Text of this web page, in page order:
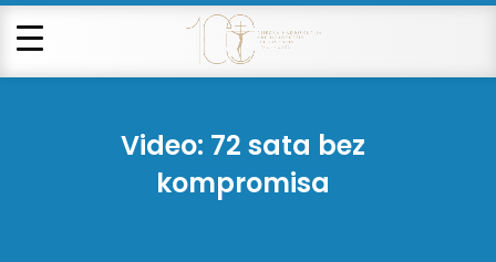
Video: 72 sata bez
kompromisa